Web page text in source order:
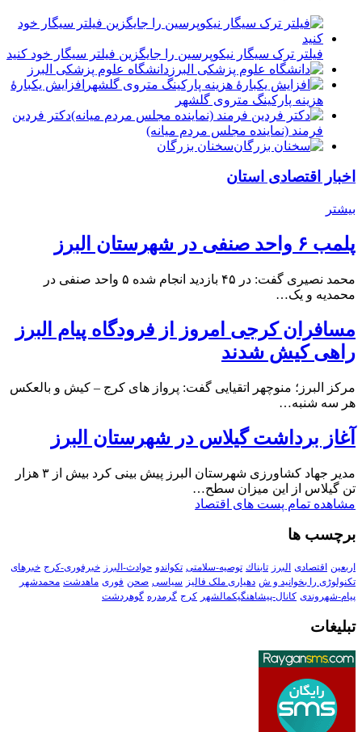
فیلتر ترک سیگار نیکوپرسین را جایگزین فیلتر سیگار خود کنید
دانشگاه علوم پزشکی البرز
افزایش یکبارۀ
هزینه پارکینگ متروی گلشهر
دكتر فردين
فرمند (نماينده مجلس مردم میانه)
سخنان بزرگان
اخبار اقتصادی استان
بیشتر
پلمب ۶ واحد صنفی در شهرستان البرز
محمد نصیری گفت: در ۴۵ بازدید انجام شده ۵ واحد صنفی در
محمدیه و یک…
مسافران کرجی امروز از فرودگاه پیام البرز
راهی کیش شدند
مرکز البرز؛ منوچهر اتقیایی گفت: پرواز های کرج – کیش و بالعکس
هر سه شنبه…
آغاز برداشت گیلاس در شهرستان البرز
مدیر جهاد کشاورزی شهرستان البرز پیش بینی کرد بیش از ۳ هزار
تن گیلاس از این میزان سطح…
مشاهده تمام پست های اقتصاد
برچسب ها
اربعین اقتصادی البرز تابناك توصیه-سلامتی تکواندو حوادث-البرز خبرفوری-کرج خبرهای
تکنولوڑی را بخوانید و ش دهیاری ملک فالیز سیاسی صحن فوری ماهدشت محمدشهر
پیام-شهروندی کانال-پیشاهنگیکمالشهر کرج گرمدره گوهردشت
تبلیغات